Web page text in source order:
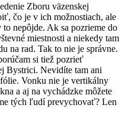
Zboru väzenskej
čo je v ich možnostiach, ale
nepôjde. Ak sa pozrieme do
miestnosti a niekedy tam
na rad. Tak to nie je správne.
si tiež pozrieť
Bystrici. Nevidíte tam ani
Vonku nie je vertikálny
a aj na vychádzke môžete
tých ľudí prevychovať? Len